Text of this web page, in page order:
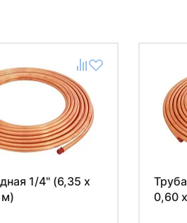
1/4" (6,35 х
м)
0,60